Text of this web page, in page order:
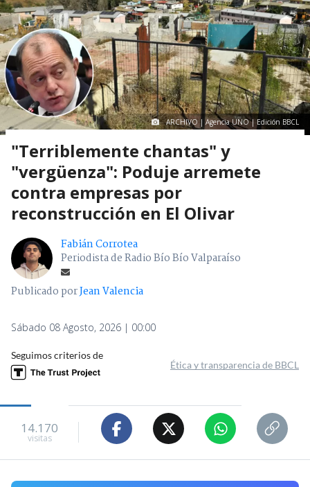
ARCHIVO | Agencia UNO | Edición BBCL
"Terriblemente chantas" y
"vergüenza": Poduje arremete
contra empresas por
reconstrucción en El Olivar
Fabián Corrotea
Periodista de Radio Bío Bío Valparaíso
Publicado porJean Valencia
Sábado 08 Agosto, 2026 | 00:00
Seguimos criterios de
Ética y transparencia de BBCL
14.170
visitas